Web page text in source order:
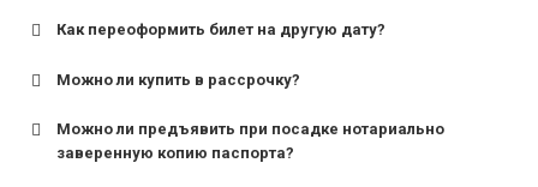
Как переоформить билет на другую дату?
Можно ли купить в рассрочку?
Можно ли предъявить при посадке нотариально
заверенную копию паспорта?